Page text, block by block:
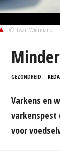
© Twan Wiermans
GEZONDHEID
Varkens en
varkenspest
voor